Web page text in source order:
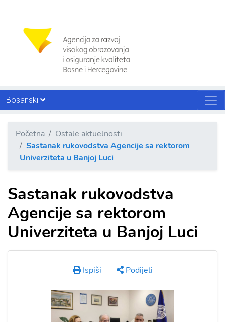
Bosanski
Početna
Ostale aktuelnosti
Sastanak rukovodstva Agencije sa rektorom
Univerziteta u Banjoj Luci
Sastanak rukovodstva
Agencije sa rektorom
Univerziteta u Banjoj Luci
Ispiši Podijeli